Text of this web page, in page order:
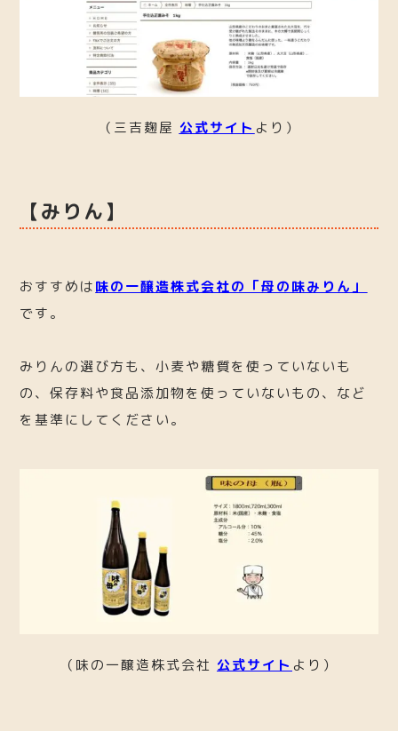
（三吉麹屋 公式サイト より）
【みりん】
おすすめは味の一醸造株式会社の「母の味みりん」
です。
みりんの選び方も、小麦や糖質を使っていないも
の、保存料や食品添加物を使っていないもの、など
を基準にしてください。
（味の一醸造株式会社 公式サイト より）